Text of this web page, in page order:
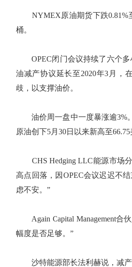
NYMEX原油期货下跌0.81%至
桶。
OPEC闭门会议持续了六个多
油减产协议延长至2020年3月，
歧，以支撑油价。
油价周一盘中一度暴涨逾3%。
原油创下5月30日以来新高至66.75
CHS Hedging LLC能源市场分
高点回落，因OPEC会议迟迟不
虑不安。”
Again Capital Management合
幅度是否足够。”
沙特能源部长法利赫说，减产